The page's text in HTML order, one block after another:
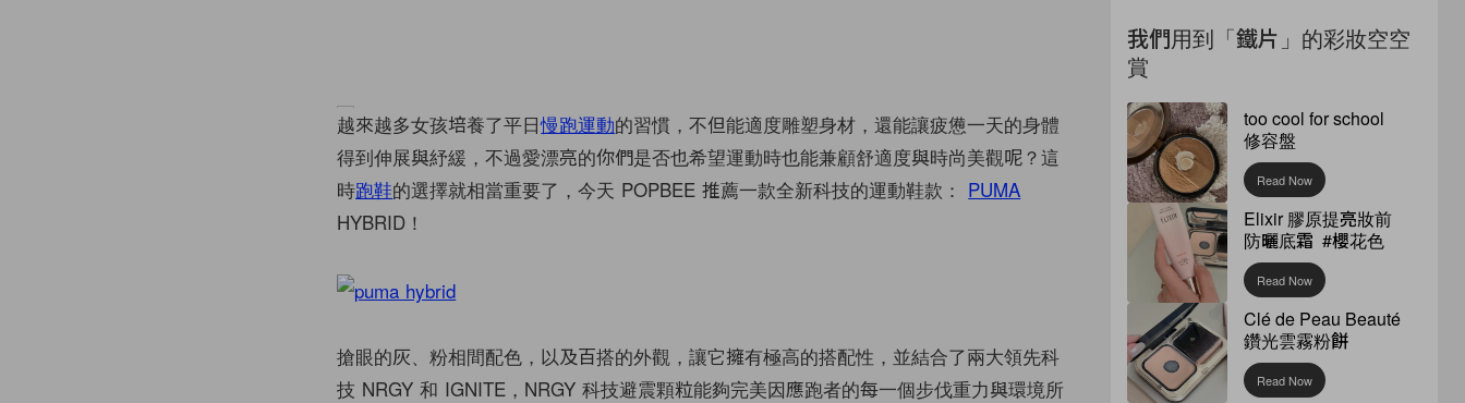
越來越多女孩培養了平日慢跑運動的習慣，不但能適度雕塑身材，還能讓疲憊一天的身體
得到伸展與紓緩，不過愛漂亮的你們是否也希望運動時也能兼顧舒適度與時尚美觀呢？這
時跑鞋的選擇就相當重要了，今天 POPBEE 推薦一款全新科技的運動鞋款： PUMA
HYBRID！
搶眼的灰、粉相間配色，以及百搭的外觀，讓它擁有極高的搭配性，並結合了兩大領先科
技 NRGY 和 IGNITE，NRGY 科技避震顆粒能夠完美因應跑者的每一個步伐重力與環境所
我們用到「鐵片」的彩妝空空
賞
too cool for school
修容盤
Read Now
Elixir 膠原提亮妝前
防曬底霜 #櫻花色
Read Now
Clé de Peau Beauté
鑽光雲霧粉餅
Read Now